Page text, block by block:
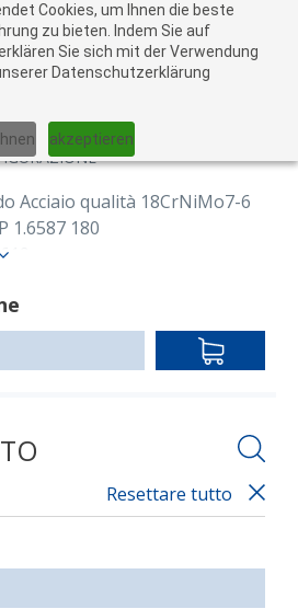
Cookies, um Ihnen die beste
zu bieten. Indem Sie auf
Sie sich mit der Verwendung
Datenschutzerklärung
akzeptieren
Acciaio qualità 18CrNiMo7-6
1.6587 180
683-3, EN 10060
IN
Resettare tutto